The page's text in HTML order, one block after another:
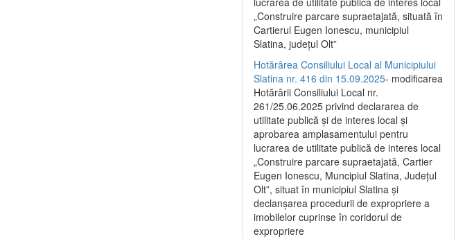
„Construire parcare supraetajată, situată în
Cartierul Eugen Ionescu, municipiul
Slatina, județul Olt”
Hotărârea Consiliului Local al Municipiului
Slatina nr. 416 din 15.09.2025- modificarea
Hotărârii Consiliului Local nr.
261/25.06.2025 privind declararea de
utilitate publică și de interes local și
aprobarea amplasamentului pentru
lucrarea de utilitate publică de interes local
„Construire parcare supraetajată, Cartier
Eugen Ionescu, Muncipiul Slatina, Județul
Olt”, situat în municipiul Slatina și
declanșarea procedurii de expropriere a
imobilelor cuprinse în coridorul de
expropriere